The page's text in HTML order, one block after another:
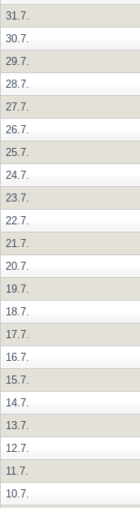
31.7.
30.7.
29.7.
28.7.
27.7.
26.7.
25.7.
24.7.
23.7.
22.7.
21.7.
20.7.
19.7.
18.7.
17.7.
16.7.
15.7.
14.7.
13.7.
12.7.
11.7.
10.7.